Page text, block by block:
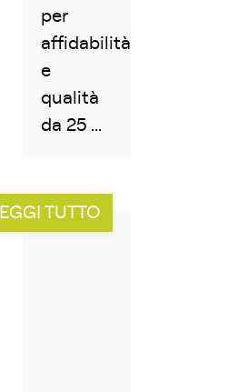
per
affidabilità
e
qualità
da 25 ...
TUTTO